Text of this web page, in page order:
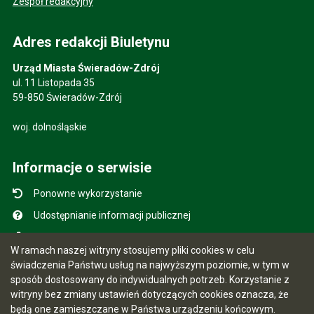
W ramach naszej witryny stosujemy pliki cookies w celu
świadczenia Państwu usług na najwyższym poziomie, w tym w
sposób dostosowany do indywidualnych potrzeb. Korzystanie z
witryny bez zmiany ustawień dotyczących cookies oznacza, że
będą one zamieszczane w Państwa urządzeniu końcowym.
Adres redakcji Biuletynu
Urząd Miasta Świeradów-Zdrój
ul. 11 Listopada 35
59-850 Świeradów-Zdrój
woj. dolnośląskie
Informacje o serwisie
Ponowne wykorzystanie
Udostępnianie informacji publicznej
Instrukcja obsługi
Statystyki oglądalności
Ostatnio dodane